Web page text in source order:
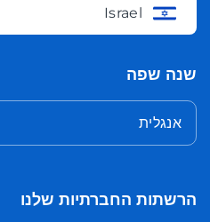
Israel
שנה שפה
אנגלית
הרשתות החברתיות שלנו